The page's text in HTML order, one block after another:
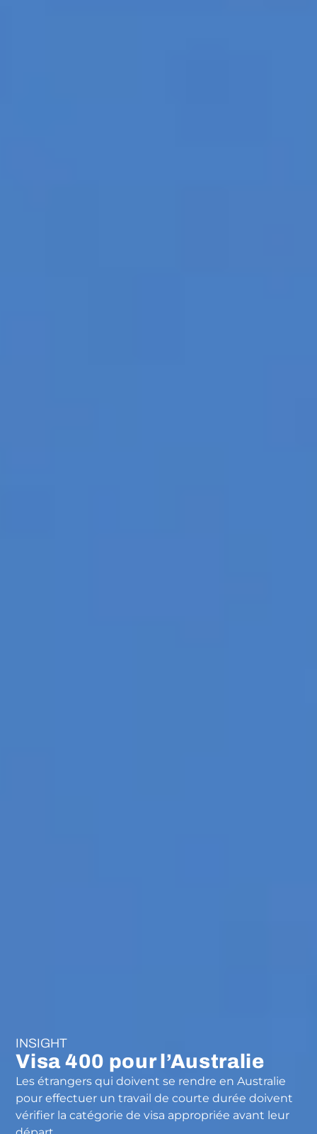
INSIGHT
Visa 400 pour l’Australie
Les étrangers qui doivent se rendre en Australie
pour effectuer un travail de courte durée doivent
vérifier la catégorie de visa appropriée avant leur